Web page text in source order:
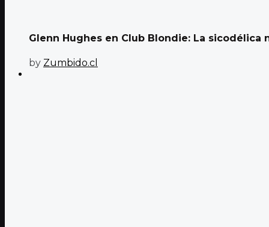
Glenn Hughes en Club Blondie: La sicodélica
by Zumbido.cl